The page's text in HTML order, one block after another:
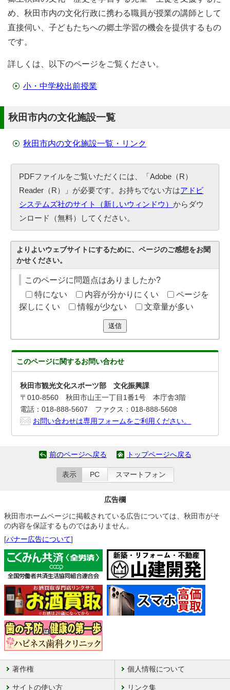
め、秋田市内の文化行政に携わる職員が授業の講師として
直接伺い、子どもたちへの郷土学習の機会を提供するもの
です。
詳しくは、以下のページをご覧ください。
小・中学校出前授業
秋田市内の文化施設一覧
秋田市内の文化施設一覧・リンク
PDFファイルをご覧いただくには、「Adobe（R）
Reader（R）」が必要です。お持ちでない方はアドビ
システムズ社のサイト（新しいウィンドウ）からダウ
ンロード（無料）してください。
よりよいウェブサイトにするために、ページのご感想をお聞
かせください。
このページに問題点はありましたか?
特にない
内容が分かりにくい
ページを
探しにくい
情報が少ない 文章量が多い
送信
このページに関するお問い合わせ
秋田市観光文化スポーツ部 文化振興課
〒010-8560 秋田市山王一丁目1番1号 本庁舎3階
電話：018-888-5607 ファクス：018-888-5608
お問い合わせは専用フォームをご利用ください。
前のページへ戻る トップページへ戻る
表示 PC スマートフォン
広告欄
秋田市ホームページに掲載されている広告については、秋田市がそ
の内容を保証するものではありません。
[バナー広告について]
著作権 個人情報について
サイトの使い方 リンク集